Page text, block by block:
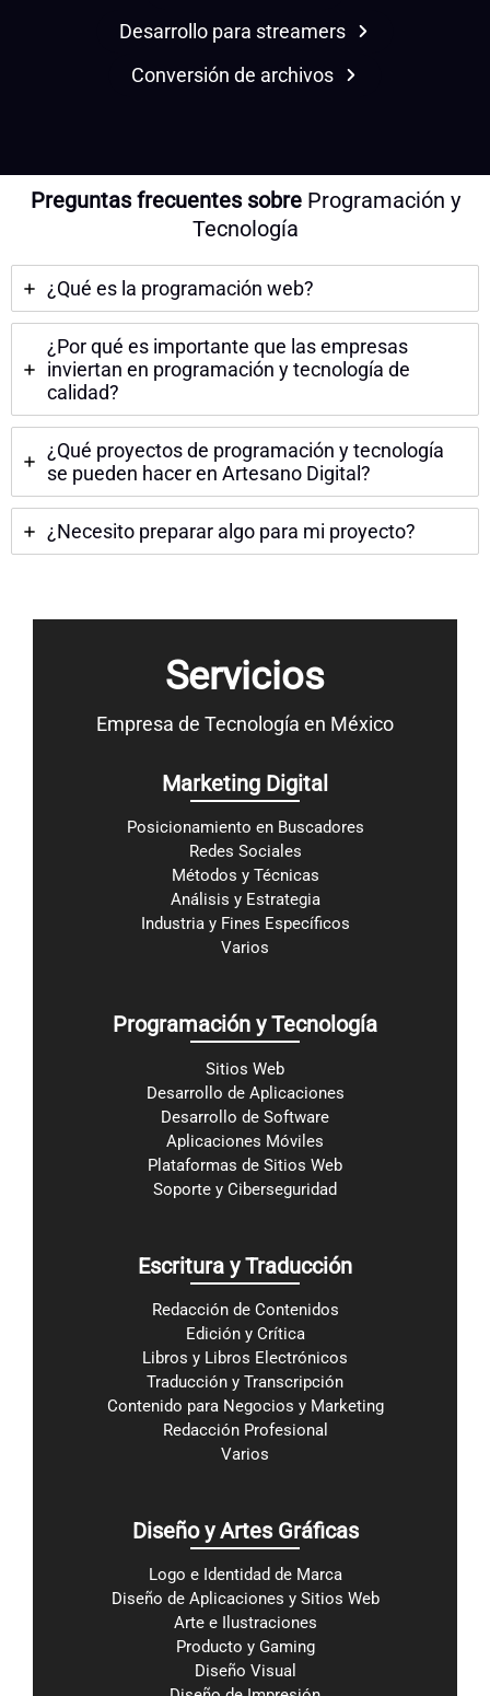
Desarrollo para streamers
Conversión de archivos
Preguntas frecuentes sobre Programación y
Tecnología
¿Qué es la programación web?
¿Por qué es importante que las empresas
inviertan en programación y tecnología de
calidad?
¿Qué proyectos de programación y tecnología
se pueden hacer en Artesano Digital?
¿Necesito preparar algo para mi proyecto?
Servicios
Empresa de Tecnología en México
Marketing Digital
Posicionamiento en Buscadores
Redes Sociales
Métodos y Técnicas
Análisis y Estrategia
Industria y Fines Específicos
Varios
Programación y Tecnología
Sitios Web
Desarrollo de Aplicaciones
Desarrollo de Software
Aplicaciones Móviles
Plataformas de Sitios Web
Soporte y Ciberseguridad
Escritura y Traducción
Redacción de Contenidos
Edición y Crítica
Libros y Libros Electrónicos
Traducción y Transcripción
Contenido para Negocios y Marketing
Redacción Profesional
Varios
Diseño y Artes Gráficas
Logo e Identidad de Marca
Diseño de Aplicaciones y Sitios Web
Arte e Ilustraciones
Producto y Gaming
Diseño Visual